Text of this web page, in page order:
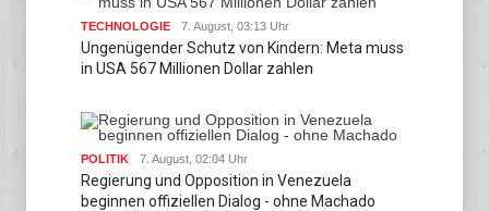
TECHNOLOGIE 7. August, 03:13 Uhr
Ungenügender Schutz von Kindern: Meta muss
in USA 567 Millionen Dollar zahlen
POLITIK 7. August, 02:04 Uhr
Regierung und Opposition in Venezuela
beginnen offiziellen Dialog - ohne Machado